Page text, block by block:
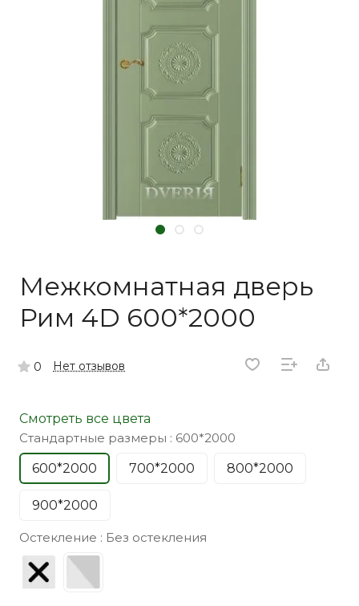
Межкомнатная дверь
Рим 4D 600*2000
0 Нет отзывов
Смотреть все цвета
Стандартные размеры : 600*2000
600*2000
700*2000 800*2000
900*2000
Остекление : Без остекления